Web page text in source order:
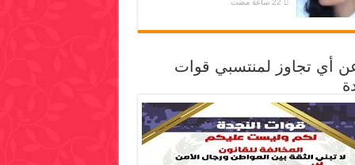
أي تجاوز لمنتسبي قوات